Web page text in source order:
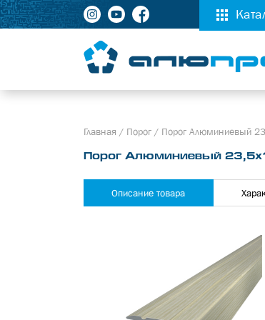
Главная / Порог / Порог Алюминиевый
Порог Алюминиевый
Описание товара